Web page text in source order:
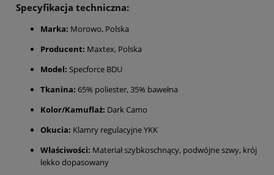
Specyfikacja techniczna:
Marka: Morowo, Polska
Producent: Maxtex, Polska
Model: Specforce BDU
Tkanina: 65% poliester, 35% bawełna
Kolor/Kamuflaż: Dark Camo
Okucia: Klamry regulacyjne YKK
Właściwości: Materiał szybkoschnący, podwójne szwy, krój
lekko dopasowany